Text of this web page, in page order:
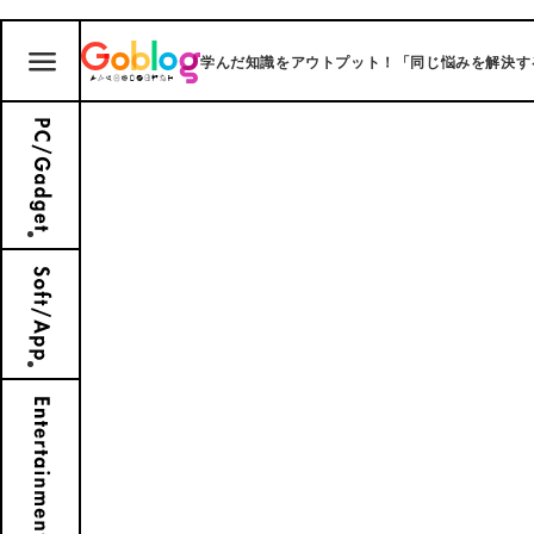
学んだ知識をアウトプット！「同じ悩みを解決